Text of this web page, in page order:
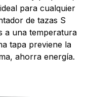
para cualquier
de tazas S
a una temperatura
tapa previene la
ahorra energía.